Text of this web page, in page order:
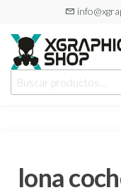
contenido
XGRAPHICS
SHOP
Tu tienda
de
pegatinas
lona